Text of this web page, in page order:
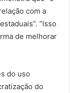
com a
“Isso
de melhorar
do uso
do